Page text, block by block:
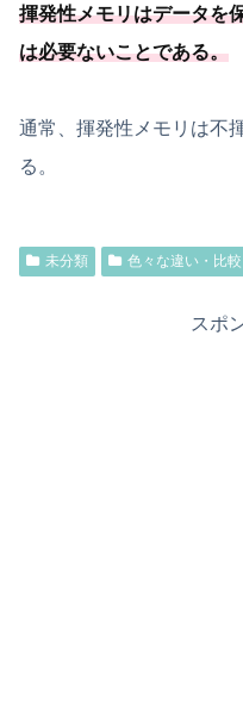
揮発性メモリはデータを
は必要ないことである。
通常、揮発性メモリは不
る。
未分類 色々な違い・比較
スポ